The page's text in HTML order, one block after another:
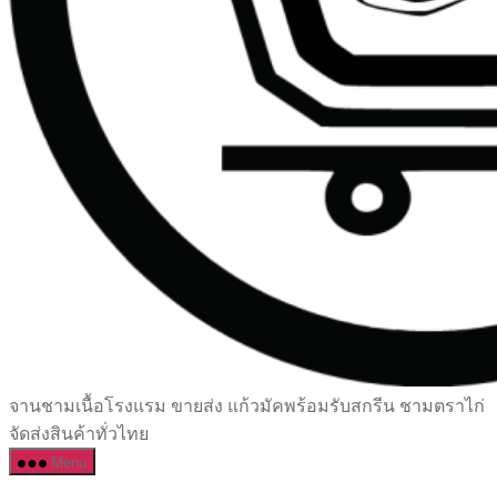
เซรามิค
ครบ
ครัน
จานชามเนื้อโรงแรม ขายส่ง แก้วมัคพร้อมรับสกรีน ชามตราไก่
จัดส่งสินค้าทั่วไทย
Menu